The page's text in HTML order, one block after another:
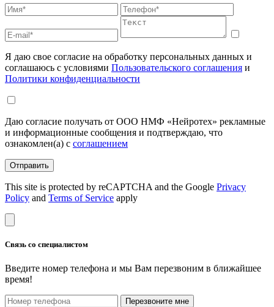
Я даю свое согласие на обработку персональных данных и
соглашаюсь с условиями Пользовательского соглашения и
Политики конфиденциальности
Даю согласие получать от ООО НМФ «Нейротех» рекламные
и информационные сообщения и подтверждаю, что
ознакомлен(а) с соглашением
Отправить
This site is protected by reCAPTCHA and the Google Privacy
Policy and Terms of Service apply
Связь со специалистом
Введите номер телефона и мы Вам перезвоним в ближайшее
время!
Перезвоните мне